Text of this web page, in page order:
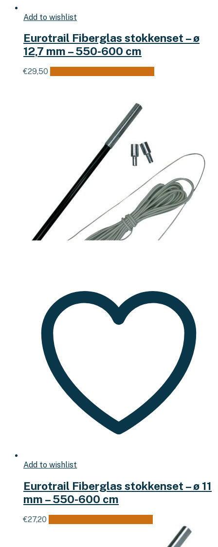
Add to wishlist
Eurotrail Fiberglas stokkenset – ø
12,7 mm – 550-600 cm
€29,50
Add to wishlist
Eurotrail Fiberglas stokkenset – ø 11
mm – 550-600 cm
€27,20